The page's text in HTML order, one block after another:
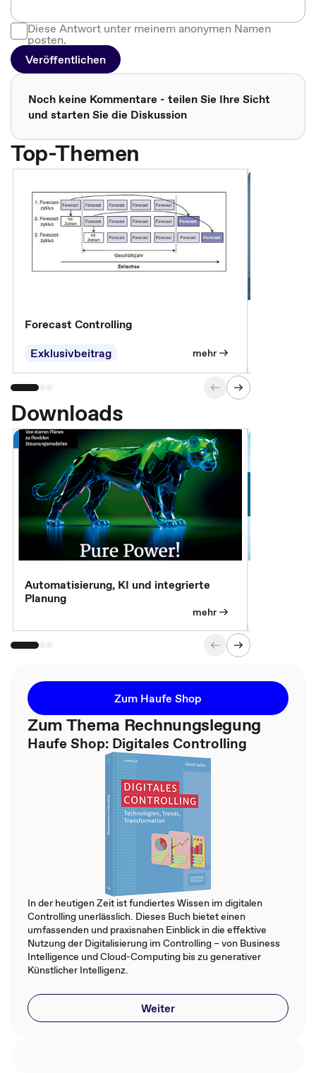
Diese Antwort unter meinem anonymen Namen
posten.
Veröffentlichen
Noch keine Kommentare - teilen Sie Ihre Sicht
und starten Sie die Diskussion
Top-Themen
Forecast Controlling
Exklusivbeitrag
mehr
Downloads
Automatisierung, KI und integrierte
Planung
mehr
Zum Haufe Shop
Zum Thema Rechnungslegung
Haufe Shop: Digitales Controlling
In der heutigen Zeit ist fundiertes Wissen im digitalen
Controlling unerlässlich. Dieses Buch bietet einen
umfassenden und praxisnahen Einblick in die effektive
Nutzung der Digitalisierung im Controlling – von Business
Intelligence und Cloud-Computing bis zu generativer
Künstlicher Intelligenz.
Weiter